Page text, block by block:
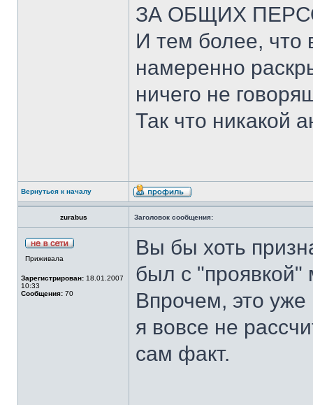
ЗА ОБЩИХ
И тем более, что
намеренно
ничего не
Так что никакой
Вернуться к началу
zurabus Заголовок сообщения:
Приживала
Зарегистрирован: 18.01.2007
10:33
Сообщения: 70
Вы бы хоть
был с "проявкой"
Впрочем, это
я вовсе не
сам факт.